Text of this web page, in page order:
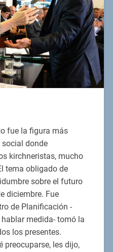
fue la figura más
donde
kirchneristas, mucho
tema obligado de
sobre el futuro
diciembre. Fue
de Planificación -
medida- tomó la
los presentes.
preocuparse, les dijo,